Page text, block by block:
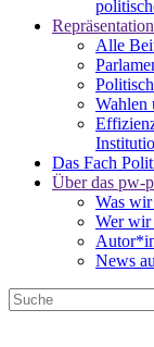
Alle
Wahlen
Das Fach
Über das pw-
Was wir
Wer wir
News